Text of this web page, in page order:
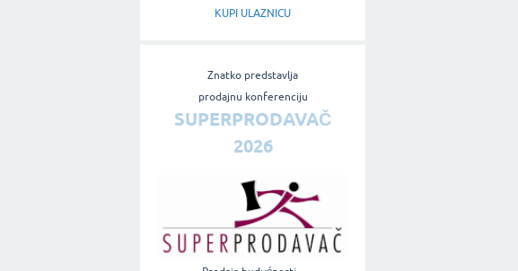
KUPI ULAZNICU
Znatko predstavlja
prodajnu konferenciju
SUPERPRODAVAČ
2026